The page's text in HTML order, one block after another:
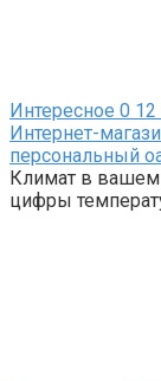
Интересное 0
Интернет-
персональный
Климат в вашем
цифры